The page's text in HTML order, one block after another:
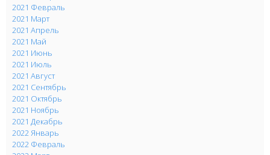
2021 Февраль
2021 Март
2021 Апрель
2021 Май
2021 Июнь
2021 Июль
2021 Август
2021 Сентябрь
2021 Октябрь
2021 Ноябрь
2021 Декабрь
2022 Январь
2022 Февраль